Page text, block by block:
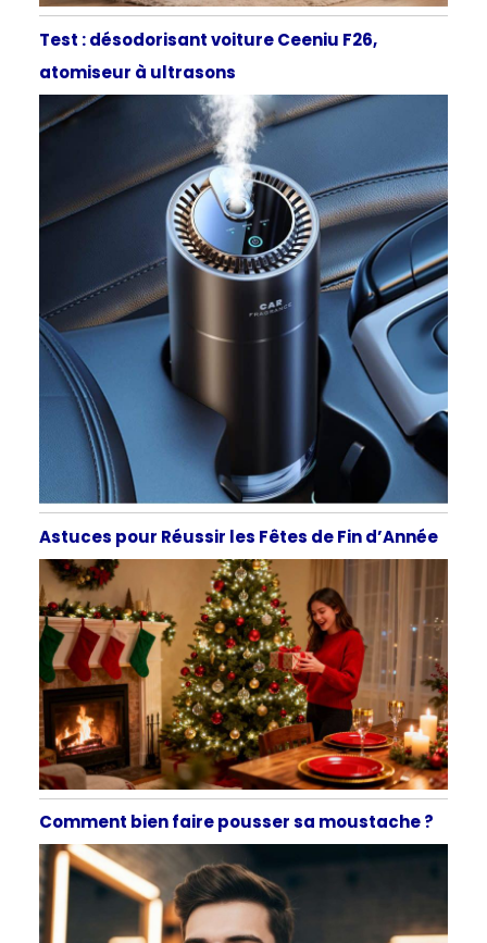
Test : désodorisant voiture Ceeniu F26,
atomiseur à ultrasons
Astuces pour Réussir les Fêtes de Fin d’Année
Comment bien faire pousser sa moustache ?